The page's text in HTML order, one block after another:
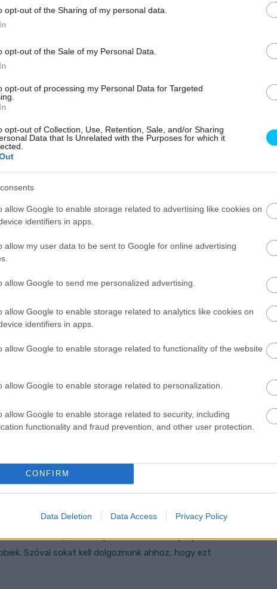
opt-out of the Sharing of my personal data.
opt-out of the Sale of my Personal Data.
opt-out of processing my Personal Data for Targeted
opt-out of Collection, Use, Retention, Sale, and/or Sharing
Data that Is Unrelated with the Purposes for which it
allow Google to enable storage related to advertising like cookies on
identifiers in apps.
allow my user data to be sent to Google for online advertising
allow Google to send me personalized advertising.
allow Google to enable storage related to analytics like cookies on
identifiers in apps.
allow Google to enable storage related to functionality of the website
allow Google to enable storage related to personalization.
allow Google to enable storage related to security, including
functionality and fraud prevention, and other user protection.
CONFIRM
Data Deletion Data Access Privacy Policy
gyorsan halad, és így már 2027 előtt
Pillanatnyilag – a Suzuki kivonulása óta –
blokkot használnak.
– mindaddig, amíg a szabályok
Rivola a
akar építeni, akkor az nekem egészen addig
a jelenlegi kategóriájukba, vagyis a D-be sorolják
akkor ez nem fog működni. A Yamaha van a fejlesztés
elénk, amely szerintem nem
hiszen az Apriliánál a 2027 utáni időszakban
[új szabályrendszer alapján épülő] egy V4-es blokk
de az eddigi tapasztalatok és a mechanikai
ahogy az aerodinamika használata és magának
a Yamaha is V4-esben gondolkodik a jövőre
szerinte miért nem tudták eddig befogni a
motorok száma, valamint az időfaktor miatt. Nem a
tapasztalatot a pályán megtett kilométerekkel lehet
alkalommal, amikor a pilótái kimennek a pályára,
Szóval sokat kell dolgoznunk ahhoz, hogy ezt